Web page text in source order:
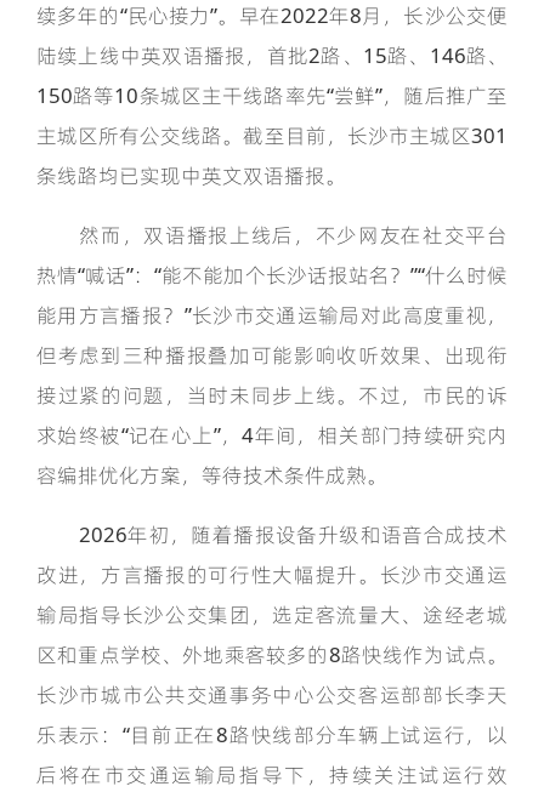
续多年的“民心接力”。早在2022年8月，长沙公交便
陆续上线中英双语播报，首批2路、15路、146路、
150路等10条城区主干线路率先“尝鲜”，随后推广至
主城区所有公交线路。截至目前，长沙市主城区301
条线路均已实现中英文双语播报。
然而，双语播报上线后，不少网友在社交平台
热情“喊话”：“能不能加个长沙话报站名？”“什么时候
能用方言播报？”长沙市交通运输局对此高度重视，
但考虑到三种播报叠加可能影响收听效果、出现衔
接过紧的问题，当时未同步上线。不过，市民的诉
求始终被“记在心上”，4年间，相关部门持续研究内
容编排优化方案，等待技术条件成熟。
2026年初，随着播报设备升级和语音合成技术
改进，方言播报的可行性大幅提升。长沙市交通运
输局指导长沙公交集团，选定客流量大、途经老城
区和重点学校、外地乘客较多的8路快线作为试点。
长沙市城市公共交通事务中心公交客运部部长李天
乐表示：“目前正在8路快线部分车辆上试运行，以
后将在市交通运输局指导下，持续关注试运行效